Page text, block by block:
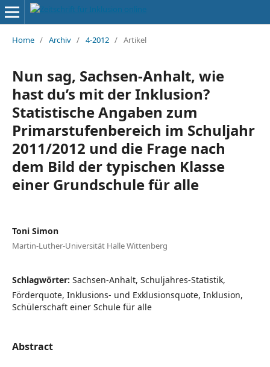
Home / Archiv / 4-2012 / Artikel
Nun sag, Sachsen-Anhalt, wie
hast du’s mit der Inklusion?
Statistische Angaben zum
Primarstufenbereich im Schuljahr
2011/2012 und die Frage nach
dem Bild der typischen Klasse
einer Grundschule für alle
Toni Simon
Martin-Luther-Universität Halle Wittenberg
Schlagwörter: Sachsen-Anhalt, Schuljahres-Statistik,
Förderquote, Inklusions- und Exklusionsquote, Inklusion,
Schülerschaft einer Schule für alle
Abstract